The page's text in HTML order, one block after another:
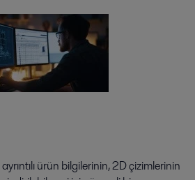
ürün bilgilerinin, 2D çizimlerinin